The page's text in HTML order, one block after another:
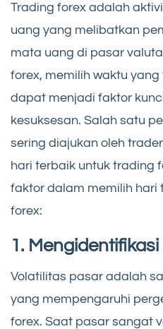
Trading forex adalah
uang yang melibatkan
mata uang di pasar
forex, memilih waktu
dapat menjadi faktor
kesuksesan. Salah satu
sering diajukan oleh
hari terbaik untuk trading
faktor dalam memilih hari
forex:
1.
Volatilitas pasar adalah
yang mempengaruhi
forex. Saat pasar sangat